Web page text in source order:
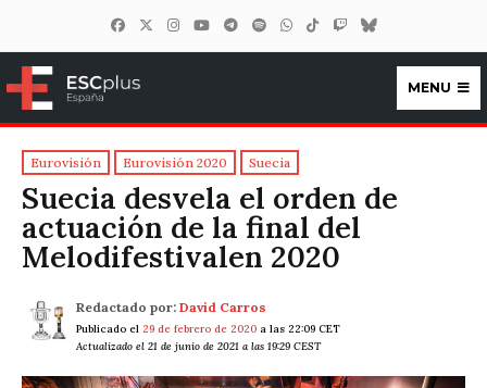
ESCplus España
MENU
Eurovisión Eurovisión 2020 Suecia
Suecia desvela el orden de
actuación de la final del
Melodifestivalen 2020
Redactado por: David Carros
Publicado el 29 de febrero de 2020 a las 22:09 CET
Actualizado el 21 de junio de 2021 a las 19:29 CEST